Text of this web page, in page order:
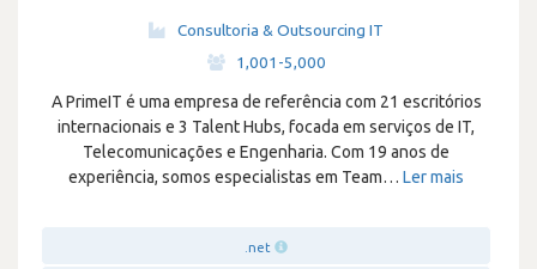
Consultoria & Outsourcing IT
1,001-5,000
A PrimeIT é uma empresa de referência com 21 escritórios
internacionais e 3 Talent Hubs, focada em serviços de IT,
Telecomunicações e Engenharia. Com 19 anos de
experiência, somos especialistas em Team… Ler mais
.net